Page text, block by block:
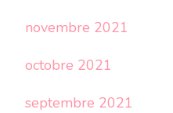
novembre 2021
octobre 2021
septembre 2021